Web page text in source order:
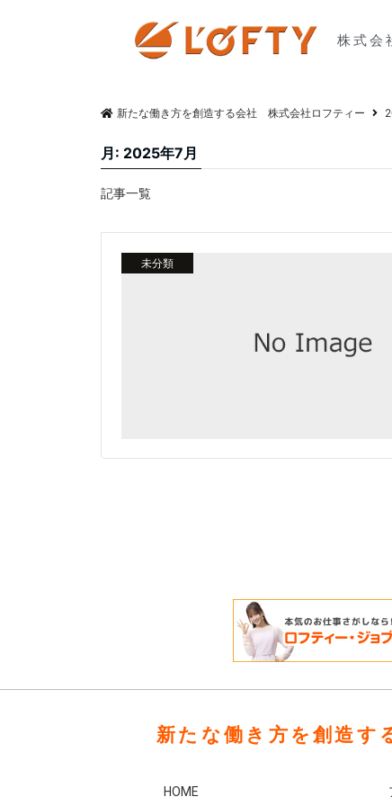
株式会
新たな働き方を創造する会社 株式会社ロフティー
月: 2025年7月
記事一覧
未分類
新たな働き方を創造す
HOME